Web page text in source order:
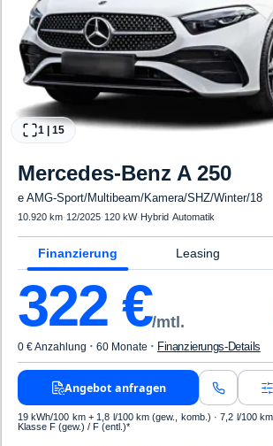
1 15
Mercedes-Benz A 250
e AMG-Sport/Multibeam/Kamera/SHZ/Winter/18
10.920 km· 12/2025· 120 kW· Hybrid·Automatik
Finanzierung Leasing
322 €/mtl.
0 € Anzahlung · 60 Monate · Finanzierungs-Details
Angebot anfragen
19 kWh/100 km + 1,8 l/100 km (gew., komb.) · 7,2 l/100
Klasse F (gew.) / F (entl.)*